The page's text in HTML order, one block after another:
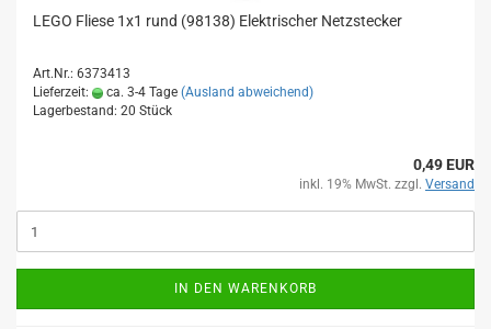
LEGO Fliese 1x1 rund (98138) Elektrischer Netzstecker
Art.Nr.: 6373413
Lieferzeit:
ca. 3-4 Tage (Ausland abweichend)
Lagerbestand: 20 Stück
0,49 EUR
inkl. 19% MwSt. zzgl. Versand
IN DEN WARENKORB